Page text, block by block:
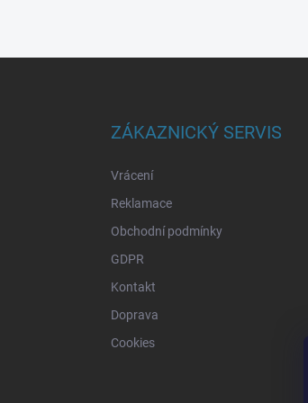
ZÁKAZNICKÝ SERVIS
Vrácení
Reklamace
Obchodní podmínky
GDPR
Kontakt
Doprava
Cookies